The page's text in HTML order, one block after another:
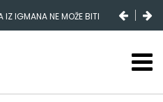
IGMANA NE MOŽE BITI
MORAJU SNOSITI